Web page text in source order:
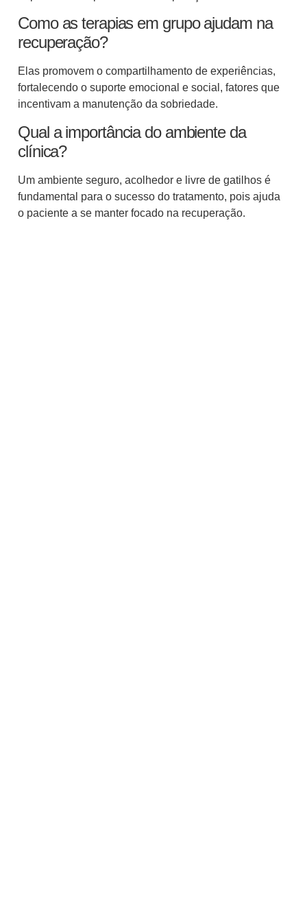
Como as terapias em grupo ajudam na
recuperação?
Elas promovem o compartilhamento de experiências,
fortalecendo o suporte emocional e social, fatores que
incentivam a manutenção da sobriedade.
Qual a importância do ambiente da
clínica?
Um ambiente seguro, acolhedor e livre de gatilhos é
fundamental para o sucesso do tratamento, pois ajuda
o paciente a se manter focado na recuperação.